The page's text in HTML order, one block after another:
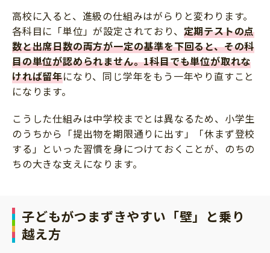
高校に入ると、進級の仕組みはがらりと変わります。
各科目に「単位」が設定されており、 定期テストの点
数と出席日数の両方が一定の基準を下回ると、その科
目の単位が認められません。1科目でも単位が取れな
ければ留年になり、同じ学年をもう一年やり直すこと
になります。
こうした仕組みは中学校までとは異なるため、小学生
のうちから「提出物を期限通りに出す」「休まず登校
する」といった習慣を身につけておくことが、のちの
ちの大きな支えになります。
子どもがつまずきやすい「壁」と乗り
越え方